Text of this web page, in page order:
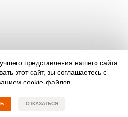
представления нашего сайта.
этот сайт, вы соглашаетесь с
cookie-файлов
ОТКАЗАТЬСЯ